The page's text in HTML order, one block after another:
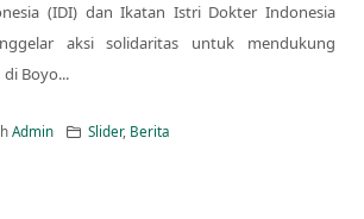
(IDI) dan Ikatan Istri Dokter Indonesia
aksi solidaritas untuk mendukung
Boyo...
Admin Slider, Berita